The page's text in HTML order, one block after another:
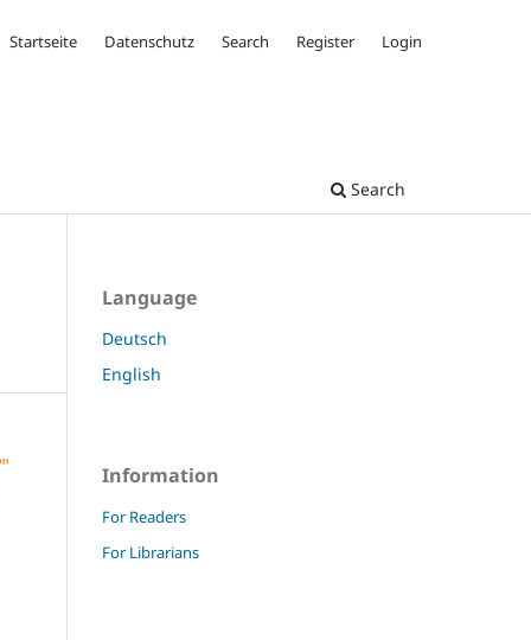
Search
Startseite Datenschutz Search Register Login
Language
Deutsch
English
Information
For Readers
For Librarians